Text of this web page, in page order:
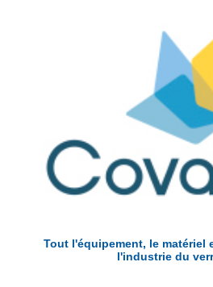
Tout l'équipement, le matériel
l'industrie du